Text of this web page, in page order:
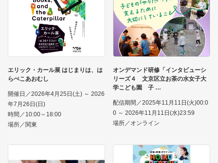
エリック・カール展 はじまりは、は
らぺこあおむし
開催日／2026年4月25日(土) ～ 2026
年7月26日(日)
時間／10:00～18:00
場所／関東
オンデマンド研修「インタビューシ
リーズ４ 文京区立お茶の水女子大
学こども園 子
配信期間／2025年11月11日(火)00:0
0 ～ 2026年11月11日(水)23:59
場所／オンライン